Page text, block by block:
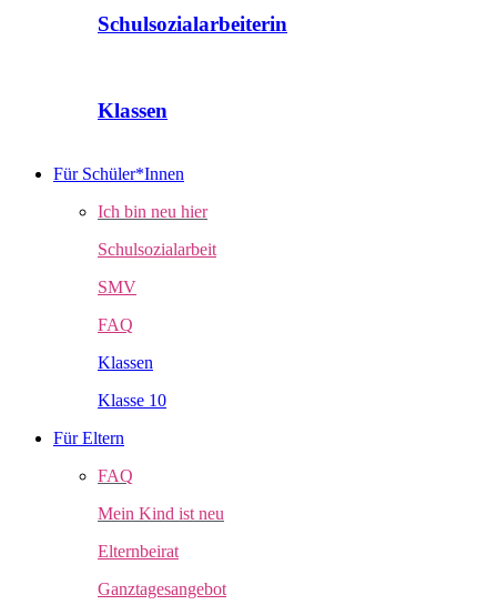
Schulsozialarbeiterin
Klassen
Für Schüler*Innen
Ich bin neu hier
Schulsozialarbeit
SMV
FAQ
Klassen
Klasse 10
Für Eltern
FAQ
Mein Kind ist neu
Elternbeirat
Ganztagesangebot